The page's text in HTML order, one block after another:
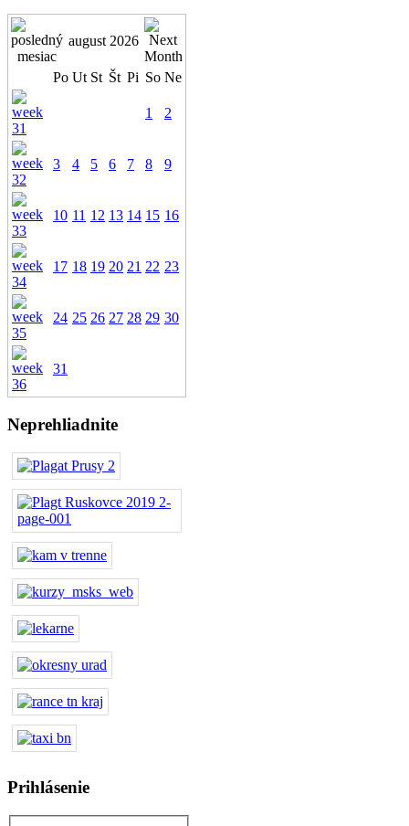
august 2026
Po Ut St Št Pi So Ne
1 2
3 4 5 6 7 8 9
10 11 12 13 14 15 16
17 18 19 20 21 22 23
24 25 26 27 28 29 30
31
Neprehliadnite
Prihlásenie